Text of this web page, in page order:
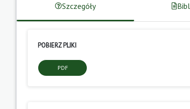
Szczegóły
POBIERZ PLIKI
PDF